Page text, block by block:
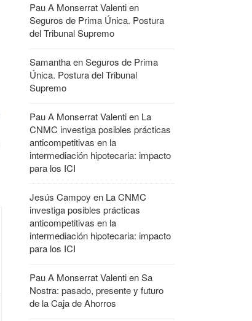
Pau A Monserrat Valentien
Seguros de Prima Única. Postura
del Tribunal Supremo
SamanthaenSeguros de Prima
Única. Postura del Tribunal
Supremo
Pau A Monserrat Valentien La
CNMC investiga posibles prácticas
anticompetitivas en la
intermediación hipotecaria: impacto
para los ICI
Jesús Campoy en La CNMC
investiga posibles prácticas
anticompetitivas en la
intermediación hipotecaria: impacto
para los ICI
Pau A Monserrat ValentienSa
Nostra: pasado, presente y futuro
de la Caja de Ahorros